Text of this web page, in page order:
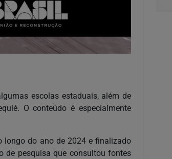
escolas estaduais, além de
O conteúdo é especialmente
longo do ano de 2024 e finalizado
de pesquisa que consultou fontes